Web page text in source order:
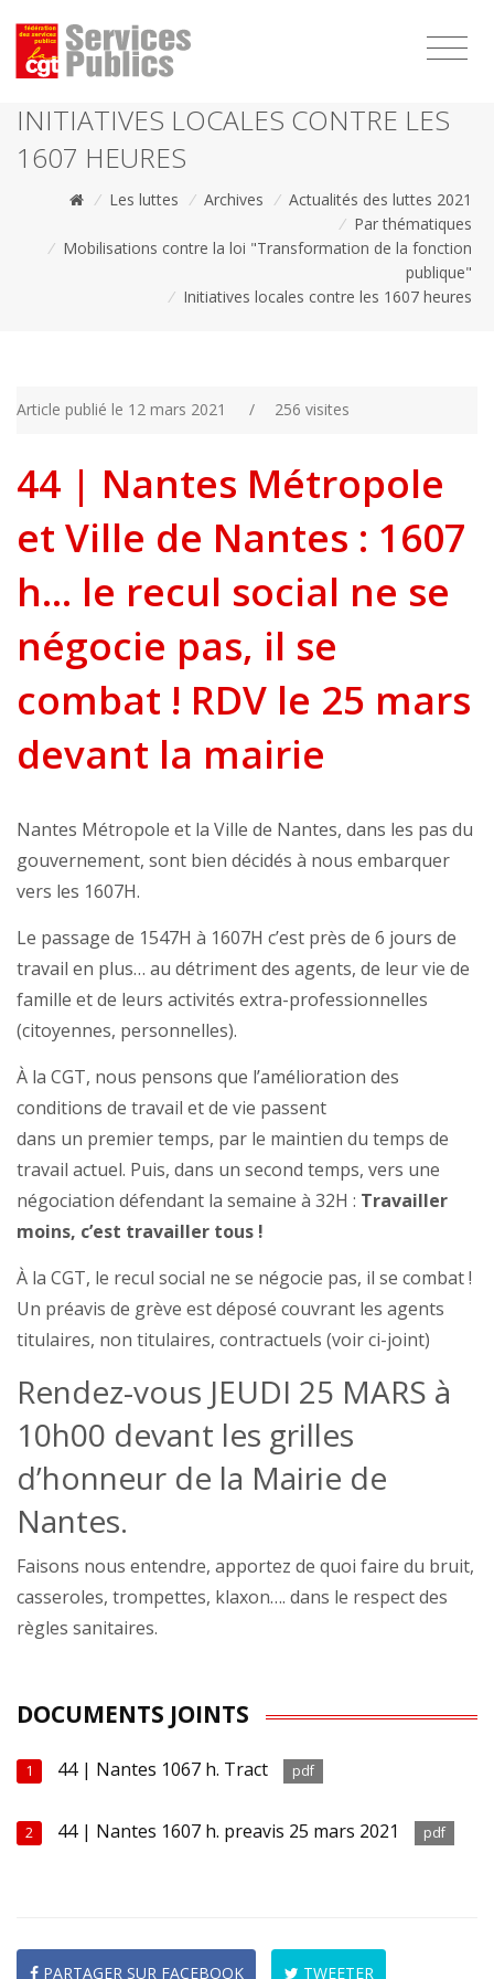
INITIATIVES LOCALES CONTRE LES
1607 HEURES
/ Les luttes / Archives / Actualités des luttes 2021
/ Par thématiques
/ Mobilisations contre la loi "Transformation de la fonction
publique"
/ Initiatives locales contre les 1607 heures
Article publié le 12 mars 2021 / 256 visites
44 | Nantes Métropole
et Ville de Nantes : 1607
h... le recul social ne se
négocie pas, il se
combat ! RDV le 25 mars
devant la mairie
Nantes Métropole et la Ville de Nantes, dans les pas du
gouvernement, sont bien décidés à nous embarquer
vers les 1607H.
Le passage de 1547H à 1607H c’est près de 6 jours de
travail en plus… au détriment des agents, de leur vie de
famille et de leurs activités extra-professionnelles
(citoyennes, personnelles).
À la CGT, nous pensons que l’amélioration des
conditions de travail et de vie passent
dans un premier temps, par le maintien du temps de
travail actuel. Puis, dans un second temps, vers une
négociation défendant la semaine à 32H : Travailler
moins, c’est travailler tous !
À la CGT, le recul social ne se négocie pas, il se combat !
Un préavis de grève est déposé couvrant les agents
titulaires, non titulaires, contractuels (voir ci-joint)
Rendez-vous JEUDI 25 MARS à
10h00 devant les grilles
d’honneur de la Mairie de
Nantes.
Faisons nous entendre, apportez de quoi faire du bruit,
casseroles, trompettes, klaxon…. dans le respect des
règles sanitaires.
DOCUMENTS JOINTS
1 44 | Nantes 1067 h. Tract pdf
2 44 | Nantes 1607 h. preavis 25 mars 2021 pdf
PARTAGER SUR FACEBOOK TWEETER